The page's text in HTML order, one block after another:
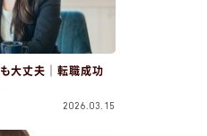
大丈夫｜転職成功
2026.03.15